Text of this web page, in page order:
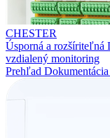
CHESTER
Úsporná a
vzdialený monitoring
Prehľad Dokumentácia